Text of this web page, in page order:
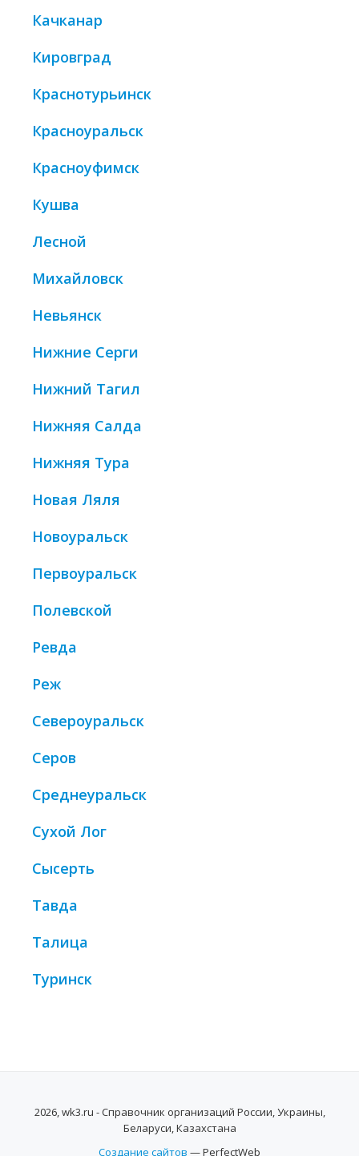
Качканар
Кировград
Краснотурьинск
Красноуральск
Красноуфимск
Кушва
Лесной
Михайловск
Невьянск
Нижние Серги
Нижний Тагил
Нижняя Салда
Нижняя Тура
Новая Ляля
Новоуральск
Первоуральск
Полевской
Ревда
Реж
Североуральск
Серов
Среднеуральск
Сухой Лог
Сысерть
Тавда
Талица
Туринск
2026, wk3.ru - Справочник организаций России, Украины,
Беларуси, Казахстана
Создание сайтов — PerfectWeb